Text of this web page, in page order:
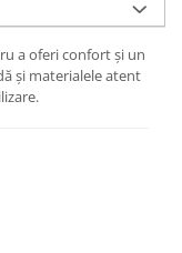
a oferi confort și un
și materialele atent